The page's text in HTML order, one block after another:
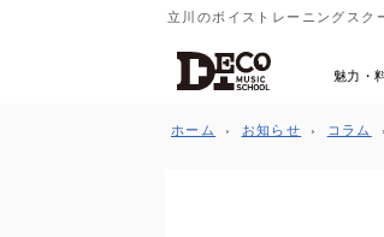
立川のボイストレーニングスク
魅力・
ホーム › お知らせ › コラム ›